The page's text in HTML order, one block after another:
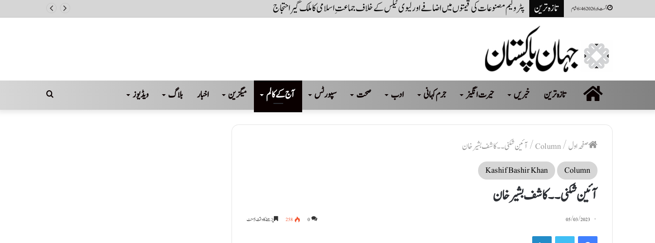
اگست 6, 2026 6:46 شام تازہ ترین ڈولفن کی اپنے مردہ بچے کو ساتھ لے کر تیرنے کی ویڈیو وائرل
صفحہ
اول
تازہ ترین خبریں حیرت انگیز جرم کہانی ادب صحت سپورٹس آج کے کالم میگزین اخبار بلاگ ویڈیوز Search
صفحہ اول /
Column
/آئین شکنی ۔۔ کاشف بشیر خان
Column
Kashif Bashir Khan
آئین شکنی ۔۔ کاشف بشیر خان
05/03/2023
0
258 پڑھنے کا وقت 5 منٹ
Facebook
Twitter
LinkedIn